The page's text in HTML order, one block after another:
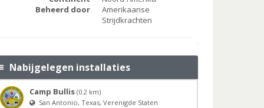
Beheerd door
Amerikaanse
Strijdkrachten
Nabijgelegen installaties
Camp Bullis (0.2 km)
San Antonio, Texas, Verenigde Staten